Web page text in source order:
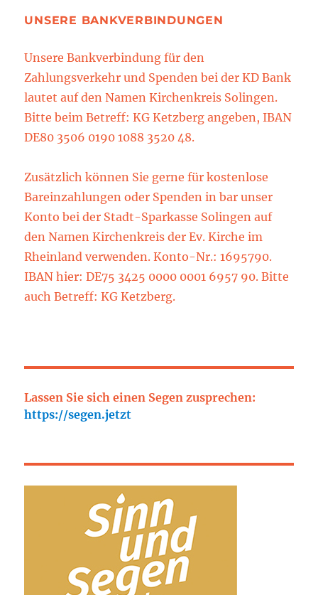
UNSERE BANKVERBINDUNGEN
Unsere Bankverbindung für den
Zahlungsverkehr und Spenden bei der KD Bank
lautet auf den Namen Kirchenkreis Solingen.
Bitte beim Betreff: KG Ketzberg angeben, IBAN
DE80 3506 0190 1088 3520 48.
Zusätzlich können Sie gerne für kostenlose
Bareinzahlungen oder Spenden in bar unser
Konto bei der Stadt-Sparkasse Solingen auf
den Namen Kirchenkreis der Ev. Kirche im
Rheinland verwenden. Konto-Nr.: 1695790.
IBAN hier: DE75 3425 0000 0001 6957 90. Bitte
auch Betreff: KG Ketzberg.
Lassen Sie sich einen Segen zusprechen:
https://segen.jetzt